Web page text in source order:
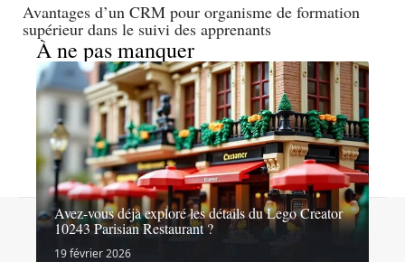
Avantages d’un CRM pour organisme de formation
supérieur dans le suivi des apprenants
À ne pas manquer
Avez-vous déjà exploré les détails du Lego Creator
10243 Parisian Restaurant ?
19 février 2026
Contact Mentions légales Sitemap